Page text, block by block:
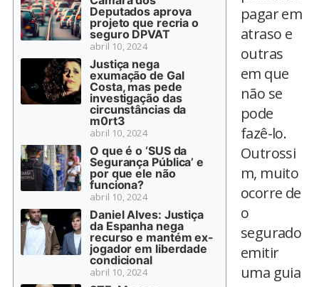
Deputados aprova
projeto que recria o
seguro DPVAT
abril 10, 2024
Justiça nega
exumação de Gal
Costa, mas pede
investigação das
circunstâncias da
m0rt3
abril 10, 2024
O que é o ‘SUS da
Segurança Pública’ e
por que ele não
funciona?
abril 10, 2024
Daniel Alves: Justiça
da Espanha nega
recurso e mantém ex-
jogador em liberdade
condicional
abril 10, 2024
pagar em
atraso e
outras
em que
não se
pode
fazê-lo.
Outrossi
m, muito
ocorre de
o
segurado
emitir
uma guia